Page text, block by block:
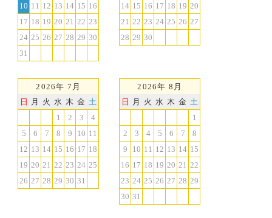
10 11 12 13 14 15 16
17 18 19 20 21 22 23
24 25 26 27 28 29 30
31
14 15 16 17 18 19 20
21 22 23 24 25 26 27
28 29 30
2026年 7月
日
月 火 水 木 金 土
1
2 3
4
5
6 7 8 9 10 11
12 13 14 15 16 17 18
19 20 21 22 23 24 25
26 27 28 29 30 31
2026年 8月
日
月 火 水 木 金 土
1
2
3 4 5 6 7
8
9
10 11 12 13 14 15
16 17 18 19 20 21 22
23 24 25 26 27 28 29
30 31